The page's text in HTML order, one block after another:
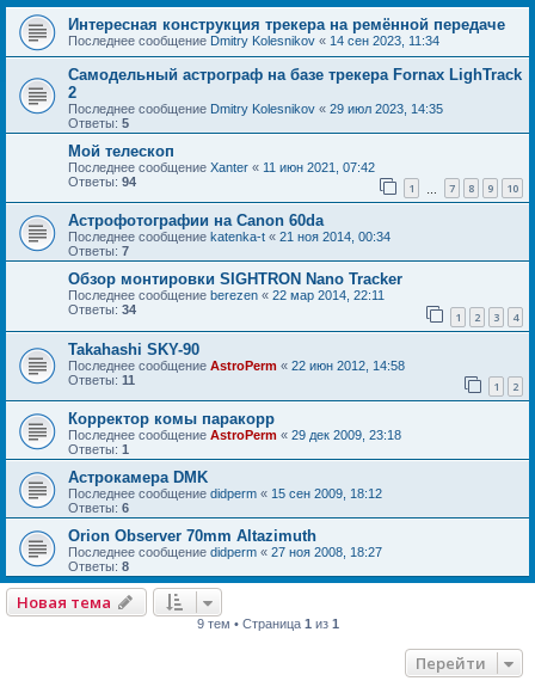
Интересная конструкция трекера на ремённой передаче
Последнее сообщение Dmitry Kolesnikov « 14 сен 2023, 11:34
Самодельный астрограф на базе трекера Fornax LighTrack
2
Последнее сообщение Dmitry Kolesnikov « 29 июл 2023, 14:35
Ответы: 5
Мой телескоп
Последнее сообщение Xanter « 11 июн 2021, 07:42
Ответы: 94 1 7 8 9 10
Астрофотографии на Canon 60da
Последнее сообщение katenka-t « 21 ноя 2014, 00:34
Ответы: 7
Обзор монтировки SIGHTRON Nano Tracker
Последнее сообщение berezen « 22 мар 2014, 22:11
Ответы: 34 1 2 3 4
Takahashi SKY-90
Последнее сообщение AstroPerm « 22 июн 2012, 14:58
Ответы: 11 1 2
Корректор комы паракорр
Последнее сообщение AstroPerm « 29 дек 2009, 23:18
Ответы: 1
Астрокамера DMK
Последнее сообщение didperm « 15 сен 2009, 18:12
Ответы: 6
Orion Observer 70mm Altazimuth
Последнее сообщение didperm « 27 ноя 2008, 18:27
Ответы: 8
Новая тема
9 тем • Страница 1из 1
Перейти